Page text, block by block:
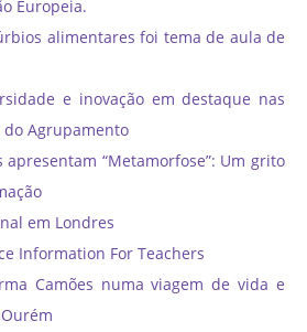
Europeia.
alimentares foi tema de aula de
e inovação em destaque nas
do Agrupamento
apresentam “Metamorfose”: Um grito
em Londres
Information For Teachers
Camões numa viagem de vida e